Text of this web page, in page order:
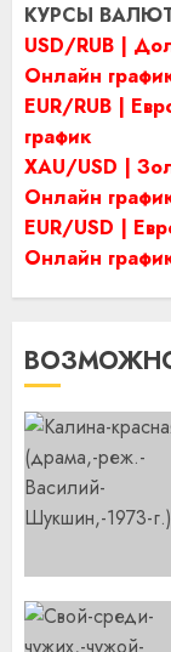
КУРСЫ
USD/RUB |
Онлайн
EUR/RUB |
график
XAU/USD |
Онлайн
EUR/USD |
Онлайн